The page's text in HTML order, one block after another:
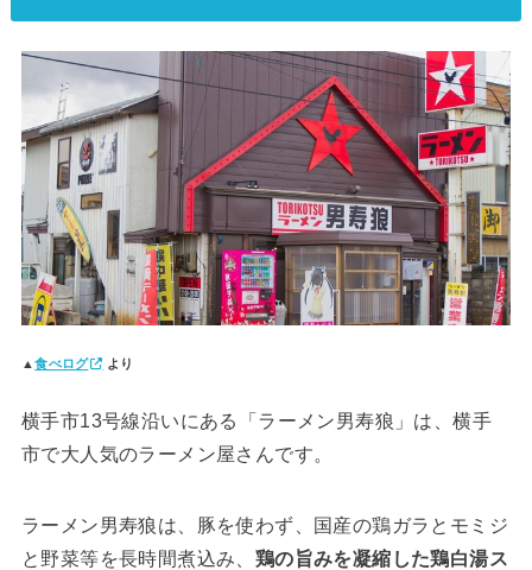
▲食べログ より
横手市13号線沿いにある「ラーメン男寿狼」は、横手
市で大人気のラーメン屋さんです。
ラーメン男寿狼は、豚を使わず、国産の鶏ガラとモミジ
と野菜等を長時間煮込み、 鶏の旨みを凝縮した鶏白湯ス